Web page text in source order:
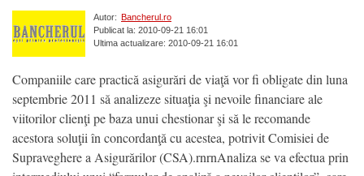
Autor: Bancherul.ro
Publicat la: 2010-09-21 16:01
Ultima actualizare: 2010-09-21 16:01
Companiile care practică asigurări de viaţă vor fi obligate din luna
septembrie 2011 să analizeze situaţia şi nevoile financiare ale
viitorilor clienţi pe baza unui chestionar şi să le recomande
acestora soluţii în concordanţă cu acestea, potrivit Comisiei de
Supraveghere a Asigurărilor (CSA).rnrnAnaliza se va efectua prin